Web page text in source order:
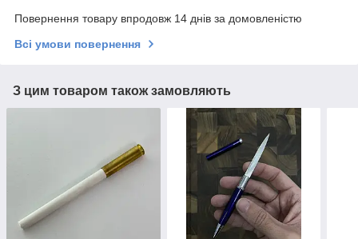
Повернення товару впродовж 14 днів за домовленістю
Всі умови повернення
З цим товаром також замовляють